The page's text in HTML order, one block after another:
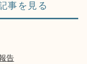
事を見る
告